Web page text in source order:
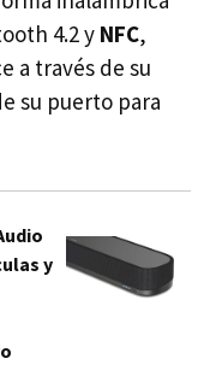
4.2 y NFC,
a través de su
su puerto para
y